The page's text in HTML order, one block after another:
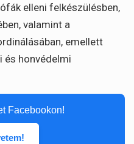
elleni felkészülésben,
valamint a
emellett
és honvédelmi
Facebookon!